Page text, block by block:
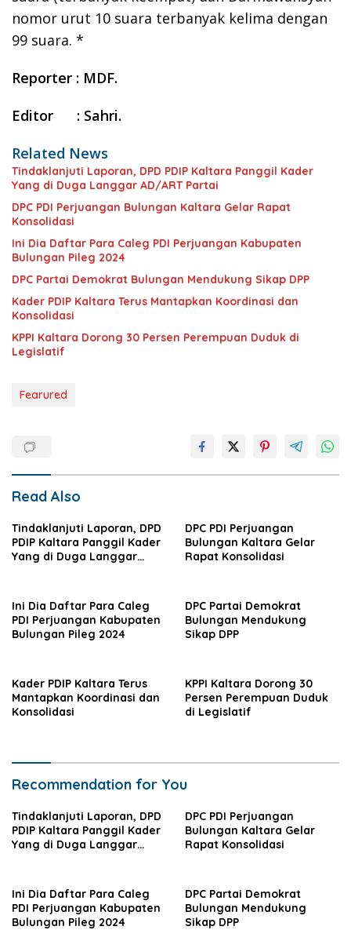
nomor urut 10 suara terbanyak kelima dengan
99 suara. *
Reporter : MDF.
Editor : Sahri.
Related News
Tindaklanjuti Laporan, DPD PDIP Kaltara Panggil Kader
Yang di Duga Langgar AD/ART Partai
DPC PDI Perjuangan Bulungan Kaltara Gelar Rapat
Konsolidasi
Ini Dia Daftar Para Caleg PDI Perjuangan Kabupaten
Bulungan Pileg 2024
DPC Partai Demokrat Bulungan Mendukung Sikap DPP
Kader PDIP Kaltara Terus Mantapkan Koordinasi dan
Konsolidasi
KPPI Kaltara Dorong 30 Persen Perempuan Duduk di
Legislatif
Fearured
Read Also
Tindaklanjuti Laporan, DPD
PDIP Kaltara Panggil Kader
Yang di Duga Langgar
DPC PDI Perjuangan
Bulungan Kaltara Gelar
Rapat Konsolidasi
Ini Dia Daftar Para Caleg
PDI Perjuangan Kabupaten
Bulungan Pileg 2024
DPC Partai Demokrat
Bulungan Mendukung
Sikap DPP
Kader PDIP Kaltara Terus
Mantapkan Koordinasi dan
Konsolidasi
KPPI Kaltara Dorong 30
Persen Perempuan Duduk
di Legislatif
Recommendation for You
Tindaklanjuti Laporan, DPD
PDIP Kaltara Panggil Kader
Yang di Duga Langgar
DPC PDI Perjuangan
Bulungan Kaltara Gelar
Rapat Konsolidasi
Ini Dia Daftar Para Caleg
PDI Perjuangan Kabupaten
Bulungan Pileg 2024
DPC Partai Demokrat
Bulungan Mendukung
Sikap DPP